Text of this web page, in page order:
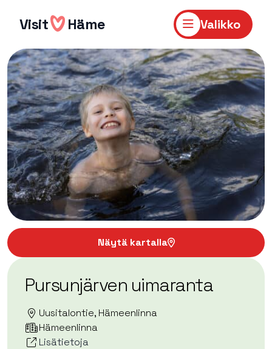
sisältöön
Visit Häme Valikko
Näytä kartalla
Pursunjärven uimaranta
Uusitalontie, Hämeenlinna
Hämeenlinna
Lisätietoja